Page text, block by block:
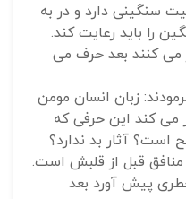
سنگینی دارد و در به
را باید رعایت کند.
می کنند بعد حرف می
زبان انسان مومن
می کند این حرفی که
آثار بد ندارد؟
قبل از قلبش است.
پیش آورد بعد